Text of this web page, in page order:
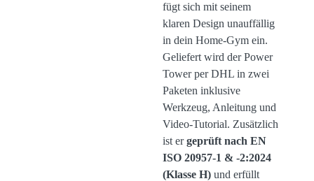
fügt sich mit seinem
klaren Design unauffällig
in dein Home-Gym ein.
Geliefert wird der Power
Tower per DHL in zwei
Paketen inklusive
Werkzeug, Anleitung und
Video-Tutorial. Zusätzlich
ist ergeprüft nach EN
ISO 20957-1 & -2:2024
(Klasse H) und erfüllt